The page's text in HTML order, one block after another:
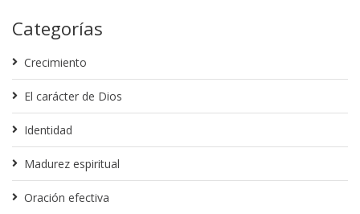
Categorías
Crecimiento
El carácter de Dios
Identidad
Madurez espiritual
Oración efectiva